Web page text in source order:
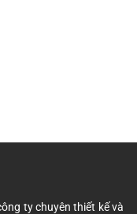
ty chuyên thiết kế và